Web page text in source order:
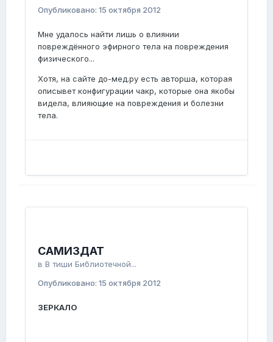
Опубликовано: 15 октября 2012
Мне удалось найти лишь о влиянии
повреждённого эфирного тела на повреждения
физического...
Хотя, на сайте до-мед.ру есть авторша, которая
описывет конфигурации чакр, которые она якобы
видела, влияющие на повреждения и болезни
тела.
САМИЗДАТ
в В тиши Библиотечной...
Опубликовано: 15 октября 2012
ЗЕРКАЛО